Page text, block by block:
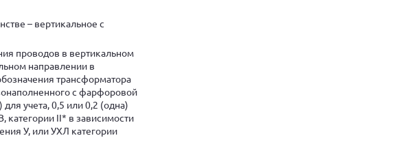
– вертикальное с
проводов в вертикальном
направлении в
трансформатора
с фарфоровой
учета, 0,5 или 0,2 (одна)
категории II* в зависимости
У, или УХЛ категории